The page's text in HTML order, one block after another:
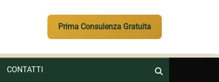
Prima Consulenza Gratuita
CONTATTI
Search